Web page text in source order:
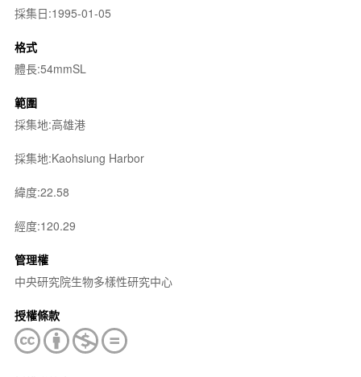
採集日:1995-01-05
格式
體長:54mmSL
範圍
採集地:高雄港
採集地:Kaohsiung Harbor
緯度:22.58
經度:120.29
管理權
中央研究院生物多樣性研究中心
授權條款